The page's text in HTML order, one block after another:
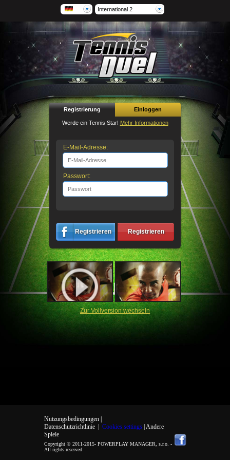
International 2
Registrierung Einloggen
Werde ein Tennis Star! Mehr Informationen
E-Mail-Adresse:
Passwort:
Registrieren Registrieren
Zur Vollversion wechseln
Nutzungsbedingungen |
Datenschutzrichtlinie| Cookies settings | Andere
Spiele
Copyright © 2011-2015- POWERPLAY MANAGER, s.r.o. -
All rights reserved